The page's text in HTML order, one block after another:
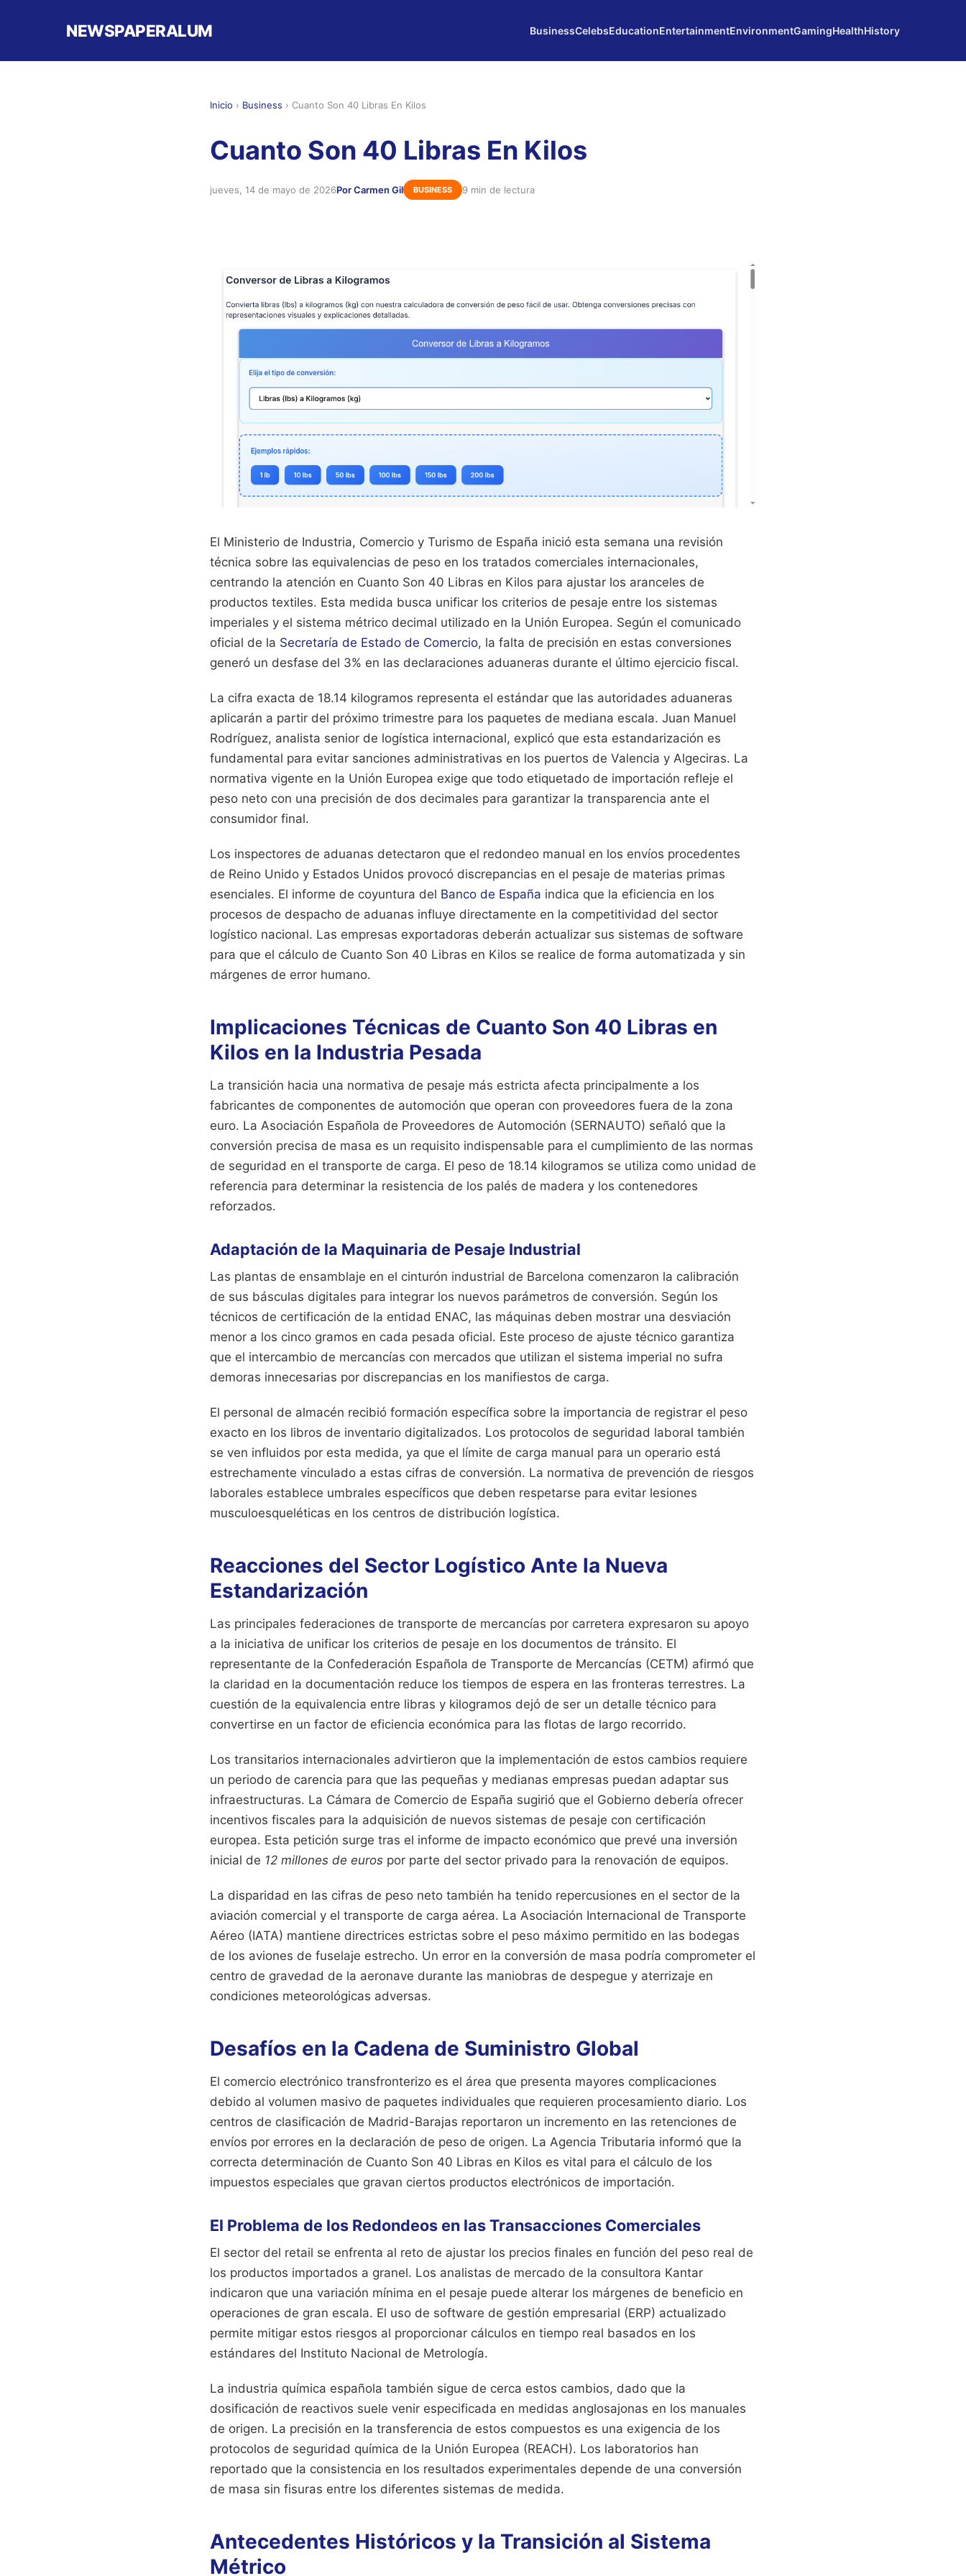
NEWSPAPERALUM BusinessCelebsEducationEntertainmentEnvironmentGamingHealthHistory
Inicio › Business › Cuanto Son 40 Libras En Kilos
Cuanto Son 40 Libras En Kilos
jueves, 14 de mayo de 2026Por Carmen Gil BUSINESS 9 min de lectura
El Ministerio de Industria, Comercio y Turismo de España inició esta semana una revisión
técnica sobre las equivalencias de peso en los tratados comerciales internacionales,
centrando la atención en Cuanto Son 40 Libras en Kilos para ajustar los aranceles de
productos textiles. Esta medida busca unificar los criterios de pesaje entre los sistemas
imperiales y el sistema métrico decimal utilizado en la Unión Europea. Según el comunicado
oficial de la Secretaría de Estado de Comercio, la falta de precisión en estas conversiones
generó un desfase del 3% en las declaraciones aduaneras durante el último ejercicio fiscal.
La cifra exacta de 18.14 kilogramos representa el estándar que las autoridades aduaneras
aplicarán a partir del próximo trimestre para los paquetes de mediana escala. Juan Manuel
Rodríguez, analista senior de logística internacional, explicó que esta estandarización es
fundamental para evitar sanciones administrativas en los puertos de Valencia y Algeciras. La
normativa vigente en la Unión Europea exige que todo etiquetado de importación refleje el
peso neto con una precisión de dos decimales para garantizar la transparencia ante el
consumidor final.
Los inspectores de aduanas detectaron que el redondeo manual en los envíos procedentes
de Reino Unido y Estados Unidos provocó discrepancias en el pesaje de materias primas
esenciales. El informe de coyuntura del Banco de España indica que la eficiencia en los
procesos de despacho de aduanas influye directamente en la competitividad del sector
logístico nacional. Las empresas exportadoras deberán actualizar sus sistemas de software
para que el cálculo de Cuanto Son 40 Libras en Kilos se realice de forma automatizada y sin
márgenes de error humano.
Implicaciones Técnicas de Cuanto Son 40 Libras en
Kilos en la Industria Pesada
La transición hacia una normativa de pesaje más estricta afecta principalmente a los
fabricantes de componentes de automoción que operan con proveedores fuera de la zona
euro. La Asociación Española de Proveedores de Automoción (SERNAUTO) señaló que la
conversión precisa de masa es un requisito indispensable para el cumplimiento de las normas
de seguridad en el transporte de carga. El peso de 18.14 kilogramos se utiliza como unidad de
referencia para determinar la resistencia de los palés de madera y los contenedores
reforzados.
Adaptación de la Maquinaria de Pesaje Industrial
Las plantas de ensamblaje en el cinturón industrial de Barcelona comenzaron la calibración
de sus básculas digitales para integrar los nuevos parámetros de conversión. Según los
técnicos de certificación de la entidad ENAC, las máquinas deben mostrar una desviación
menor a los cinco gramos en cada pesada oficial. Este proceso de ajuste técnico garantiza
que el intercambio de mercancías con mercados que utilizan el sistema imperial no sufra
demoras innecesarias por discrepancias en los manifiestos de carga.
El personal de almacén recibió formación específica sobre la importancia de registrar el peso
exacto en los libros de inventario digitalizados. Los protocolos de seguridad laboral también
se ven influidos por esta medida, ya que el límite de carga manual para un operario está
estrechamente vinculado a estas cifras de conversión. La normativa de prevención de riesgos
laborales establece umbrales específicos que deben respetarse para evitar lesiones
musculoesqueléticas en los centros de distribución logística.
Reacciones del Sector Logístico Ante la Nueva
Estandarización
Las principales federaciones de transporte de mercancías por carretera expresaron su apoyo
a la iniciativa de unificar los criterios de pesaje en los documentos de tránsito. El
representante de la Confederación Española de Transporte de Mercancías (CETM) afirmó que
la claridad en la documentación reduce los tiempos de espera en las fronteras terrestres. La
cuestión de la equivalencia entre libras y kilogramos dejó de ser un detalle técnico para
convertirse en un factor de eficiencia económica para las flotas de largo recorrido.
Los transitarios internacionales advirtieron que la implementación de estos cambios requiere
un periodo de carencia para que las pequeñas y medianas empresas puedan adaptar sus
infraestructuras. La Cámara de Comercio de España sugirió que el Gobierno debería ofrecer
incentivos fiscales para la adquisición de nuevos sistemas de pesaje con certificación
europea. Esta petición surge tras el informe de impacto económico que prevé una inversión
inicial de 12 millones de euros por parte del sector privado para la renovación de equipos.
La disparidad en las cifras de peso neto también ha tenido repercusiones en el sector de la
aviación comercial y el transporte de carga aérea. La Asociación Internacional de Transporte
Aéreo (IATA) mantiene directrices estrictas sobre el peso máximo permitido en las bodegas
de los aviones de fuselaje estrecho. Un error en la conversión de masa podría comprometer el
centro de gravedad de la aeronave durante las maniobras de despegue y aterrizaje en
condiciones meteorológicas adversas.
Desafíos en la Cadena de Suministro Global
El comercio electrónico transfronterizo es el área que presenta mayores complicaciones
debido al volumen masivo de paquetes individuales que requieren procesamiento diario. Los
centros de clasificación de Madrid-Barajas reportaron un incremento en las retenciones de
envíos por errores en la declaración de peso de origen. La Agencia Tributaria informó que la
correcta determinación de Cuanto Son 40 Libras en Kilos es vital para el cálculo de los
impuestos especiales que gravan ciertos productos electrónicos de importación.
El Problema de los Redondeos en las Transacciones Comerciales
El sector del retail se enfrenta al reto de ajustar los precios finales en función del peso real de
los productos importados a granel. Los analistas de mercado de la consultora Kantar
indicaron que una variación mínima en el pesaje puede alterar los márgenes de beneficio en
operaciones de gran escala. El uso de software de gestión empresarial (ERP) actualizado
permite mitigar estos riesgos al proporcionar cálculos en tiempo real basados en los
estándares del Instituto Nacional de Metrología.
La industria química española también sigue de cerca estos cambios, dado que la
dosificación de reactivos suele venir especificada en medidas anglosajonas en los manuales
de origen. La precisión en la transferencia de estos compuestos es una exigencia de los
protocolos de seguridad química de la Unión Europea (REACH). Los laboratorios han
reportado que la consistencia en los resultados experimentales depende de una conversión
de masa sin fisuras entre los diferentes sistemas de medida.
Antecedentes Históricos y la Transición al Sistema
Métrico